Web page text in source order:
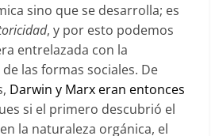
sino que se desarrolla; es
, y por esto podemos
entrelazada con la
las formas sociales. De
Darwin y Marx eran entonces
si el primero descubrió el
la naturaleza orgánica, el